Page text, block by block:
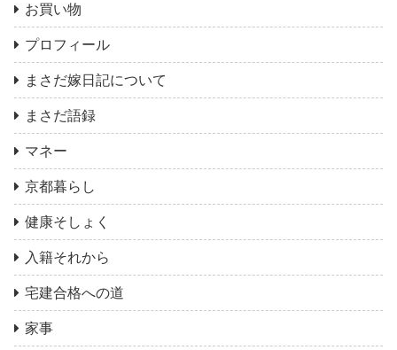
お買い物
プロフィール
まさだ嫁日記について
まさだ語録
マネー
京都暮らし
健康そしょく
入籍それから
宅建合格への道
家事